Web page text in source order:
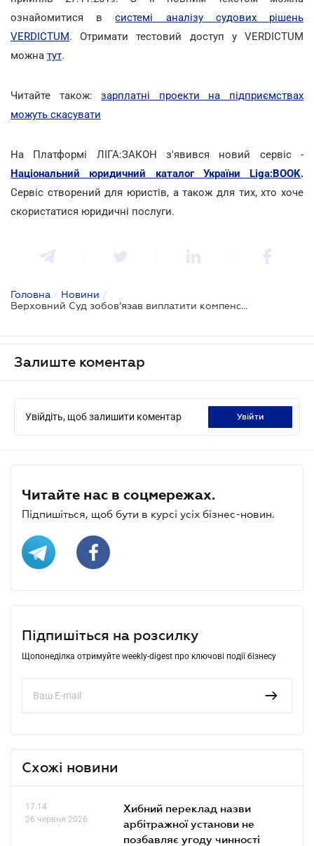
ознайомитися всистемі аналізу судових рішень
VERDICTUM. Отримати тестовий доступ у VERDICTUM
можна тут.
Читайте також:зарплатні проекти на підприємствах
можуть скасувати
На Платформі ЛІГА:ЗАКОН з'явився новий сервіс -
Національний юридичний каталог України Liga:BOOK.
Сервіс створений для юристів, а також для тих, хто хоче
скористатися юридичні послуги.
Головна / Новини /
Верховний Суд зобов’язав виплатити компенсацію за незручності, спричинені порушенням держорганом своїх обов’язків
Залиште коментар
Увійдіть, щоб залишити коментар увійти
Читайте нас в соцмережах.
Підпишіться, щоб бути в курсі усіх бізнес-новин.
Підпишіться на розсилку
Щопонеділка отримуйте weekly-digest про ключові події бізнесу
Схожі новини
17.14
26 червня 2026
Хибний переклад назви
арбітражної установи не
позбавляє угоду чинності